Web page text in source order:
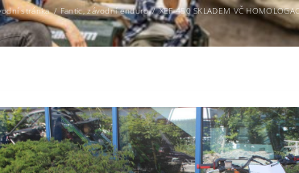
stránka / Fantic,závodní enduro / XEF 450 SKLADEM VČ